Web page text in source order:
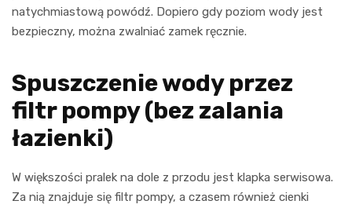
natychmiastową powódź. Dopiero gdy poziom wody jest
bezpieczny, można zwalniać zamek ręcznie.
Spuszczenie wody przez
filtr pompy (bez zalania
łazienki)
W większości pralek na dole z przodu jest klapka serwisowa.
Za nią znajduje się filtr pompy, a czasem również cienki